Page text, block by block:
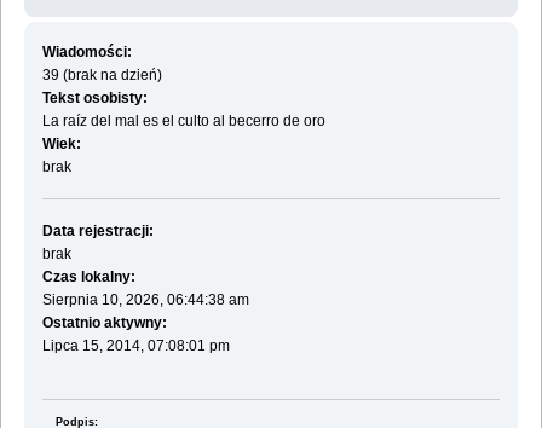
Wiadomości:
39 (brak na dzień)
Tekst osobisty:
La raíz del mal es el culto al becerro de oro
Wiek:
brak
Data rejestracji:
brak
Czas lokalny:
Sierpnia 10, 2026, 06:44:38 am
Ostatnio aktywny:
Lipca 15, 2014, 07:08:01 pm
Podpis: